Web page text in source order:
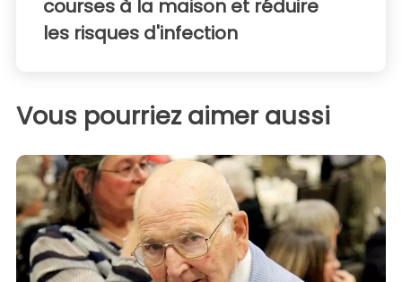
courses à la maison et réduire
les risques d'infection
Vous pourriez aimer aussi